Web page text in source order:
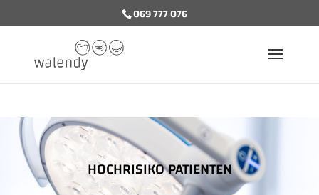
069 777 076
HOCHRISIKO PATIENTEN